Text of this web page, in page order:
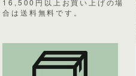
合は送料無料です。